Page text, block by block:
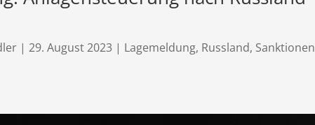
|29. August 2023 | Lagemeldung, Russland, Sanktionen